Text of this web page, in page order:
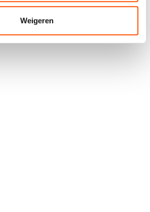
Weigeren